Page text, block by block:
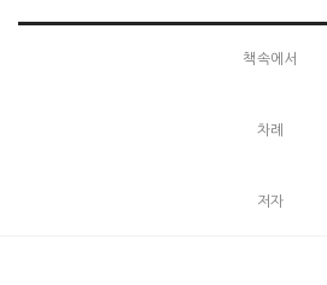
책속에서
차례
저자